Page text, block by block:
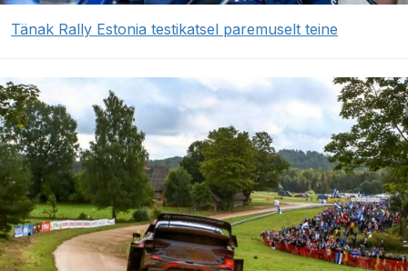
Tänak Rally Estonia testikatsel paremuselt teine